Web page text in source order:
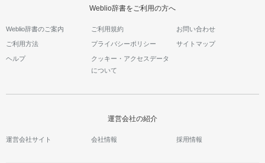
Weblio辞書をご利用の方へ
Weblio辞書のご案内 ご利用規約 お問い合わせ
ご利用方法 プライバシーポリシー サイトマップ
ヘルプ
クッキー・アクセスデータ
について
運営会社の紹介
運営会社サイト 会社情報 採用情報